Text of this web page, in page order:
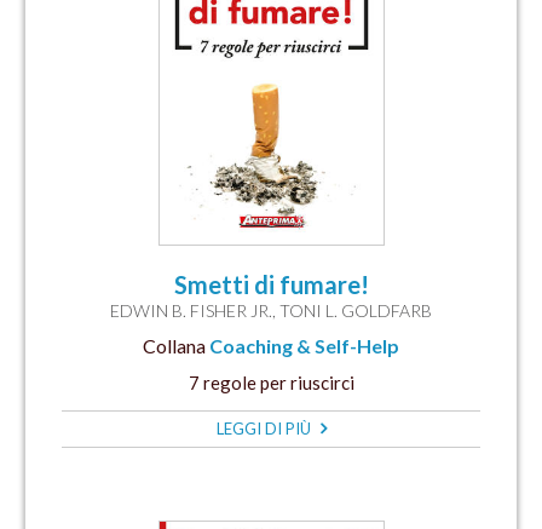
Smetti di fumare!
EDWIN B. FISHER JR. TONI L. GOLDFARB
Collana Coaching & Self-Help
7 regole per riuscirci
LEGGI DI PIÙ